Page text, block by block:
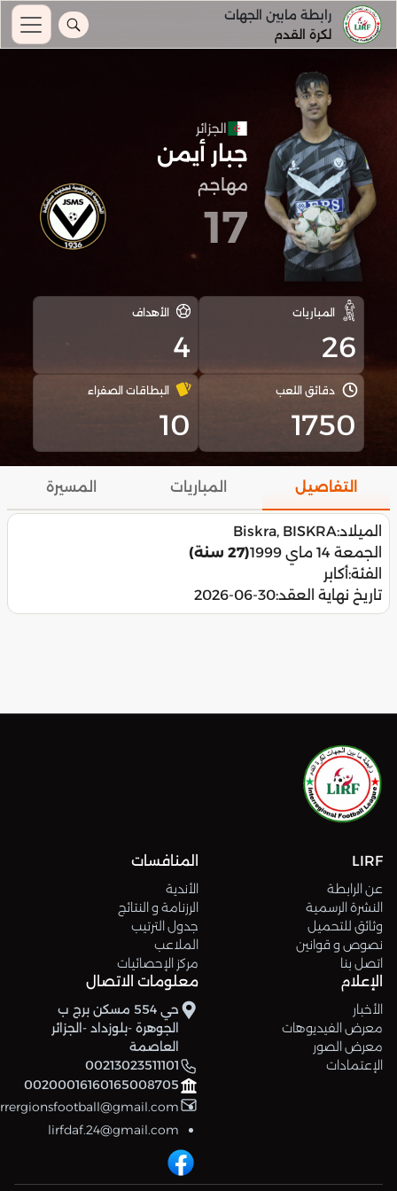
رابطة مابين الجهات
لكرة القدم
الجزائر
جبار أيمن
مهاجم
17
المباريات
26
الأهداف
4
دقائق اللعب
1750
البطاقات الصفراء
10
التفاصيل المباريات المسيرة
الميلاد:Biskra, BISKRA
الجمعة 14 ماي 1999
(27 سنة)
الفئة:أكابر
تاريخ نهاية العقد:2026-06-30
LIRF
عن الرابطة
النشرة الرسمية
وثائق للتحميل
نصوص و قوانين
اتصل بنا
المنافسات
الأندية
الرزنامة و النتائج
جدول الترتيب
الملاعب
مركز الإحصائيات
الإعلام
الأخبار
معرض الفيديوهات
معرض الصور
الإعتمادات
معلومات الاتصال
حي 554 مسكن برج ب
الجوهرة -بلوزداد -الجزائر
العاصمة
00213023511101
00200016160165008705
lirfdaf.24@gmail.com